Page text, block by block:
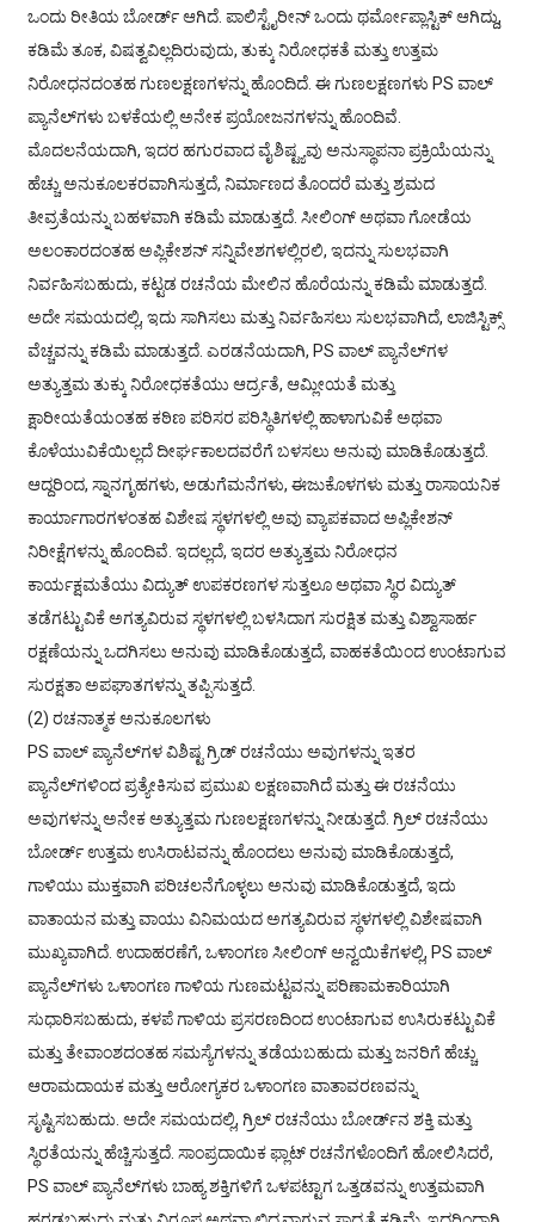
ಒಂದು ರೀತಿಯ ಬೋರ್ಡ್ ಆಗಿದೆ. ಪಾಲಿಸ್ಟೈರೀನ್ ಒಂದು ಥರ್ಮೋಪ್ಲಾಸ್ಟಿಕ್ ಆಗಿದ್ದು,
ಕಡಿಮೆ ತೂಕ, ವಿಷತ್ವವಿಲ್ಲದಿರುವುದು, ತುಕ್ಕು ನಿರೋಧಕತೆ ಮತ್ತು ಉತ್ತಮ
ನಿರೋಧನದಂತಹ ಗುಣಲಕ್ಷಣಗಳನ್ನು ಹೊಂದಿದೆ. ಈ ಗುಣಲಕ್ಷಣಗಳು PS ವಾಲ್
ಪ್ಯಾನೆಲ್‌ಗಳು ಬಳಕೆಯಲ್ಲಿ ಅನೇಕ ಪ್ರಯೋಜನಗಳನ್ನು ಹೊಂದಿವೆ.
ಮೊದಲನೆಯದಾಗಿ, ಇದರ ಹಗುರವಾದ ವೈಶಿಷ್ಟ್ಯವು ಅನುಸ್ಥಾಪನಾ ಪ್ರಕ್ರಿಯೆಯನ್ನು
ಹೆಚ್ಚು ಅನುಕೂಲಕರವಾಗಿಸುತ್ತದೆ, ನಿರ್ಮಾಣದ ತೊಂದರೆ ಮತ್ತು ಶ್ರಮದ
ತೀವ್ರತೆಯನ್ನು ಬಹಳವಾಗಿ ಕಡಿಮೆ ಮಾಡುತ್ತದೆ. ಸೀಲಿಂಗ್ ಅಥವಾ ಗೋಡೆಯ
ಅಲಂಕಾರದಂತಹ ಅಪ್ಲಿಕೇಶನ್ ಸನ್ನಿವೇಶಗಳಲ್ಲಿರಲಿ, ಇದನ್ನು ಸುಲಭವಾಗಿ
ನಿರ್ವಹಿಸಬಹುದು, ಕಟ್ಟಡ ರಚನೆಯ ಮೇಲಿನ ಹೊರೆಯನ್ನು ಕಡಿಮೆ ಮಾಡುತ್ತದೆ.
ಅದೇ ಸಮಯದಲ್ಲಿ, ಇದು ಸಾಗಿಸಲು ಮತ್ತು ನಿರ್ವಹಿಸಲು ಸುಲಭವಾಗಿದೆ, ಲಾಜಿಸ್ಟಿಕ್ಸ್
ವೆಚ್ಚವನ್ನು ಕಡಿಮೆ ಮಾಡುತ್ತದೆ. ಎರಡನೆಯದಾಗಿ, PS ವಾಲ್ ಪ್ಯಾನೆಲ್‌ಗಳ
ಅತ್ಯುತ್ತಮ ತುಕ್ಕು ನಿರೋಧಕತೆಯು ಆರ್ದ್ರತೆ, ಆಮ್ಲೀಯತೆ ಮತ್ತು
ಕ್ಷಾರೀಯತೆಯಂತಹ ಕಠಿಣ ಪರಿಸರ ಪರಿಸ್ಥಿತಿಗಳಲ್ಲಿ ಹಾಳಾಗುವಿಕೆ ಅಥವಾ
ಕೊಳೆಯುವಿಕೆಯಿಲ್ಲದೆ ದೀರ್ಘಕಾಲದವರೆಗೆ ಬಳಸಲು ಅನುವು ಮಾಡಿಕೊಡುತ್ತದೆ.
ಆದ್ದರಿಂದ, ಸ್ನಾನಗೃಹಗಳು, ಅಡುಗೆಮನೆಗಳು, ಈಜುಕೊಳಗಳು ಮತ್ತು ರಾಸಾಯನಿಕ
ಕಾರ್ಯಾಗಾರಗಳಂತಹ ವಿಶೇಷ ಸ್ಥಳಗಳಲ್ಲಿ ಅವು ವ್ಯಾಪಕವಾದ ಅಪ್ಲಿಕೇಶನ್
ನಿರೀಕ್ಷೆಗಳನ್ನು ಹೊಂದಿವೆ. ಇದಲ್ಲದೆ, ಇದರ ಅತ್ಯುತ್ತಮ ನಿರೋಧನ
ಕಾರ್ಯಕ್ಷಮತೆಯು ವಿದ್ಯುತ್ ಉಪಕರಣಗಳ ಸುತ್ತಲೂ ಅಥವಾ ಸ್ಥಿರ ವಿದ್ಯುತ್
ತಡೆಗಟ್ಟುವಿಕೆ ಅಗತ್ಯವಿರುವ ಸ್ಥಳಗಳಲ್ಲಿ ಬಳಸಿದಾಗ ಸುರಕ್ಷಿತ ಮತ್ತು ವಿಶ್ವಾಸಾರ್ಹ
ರಕ್ಷಣೆಯನ್ನು ಒದಗಿಸಲು ಅನುವು ಮಾಡಿಕೊಡುತ್ತದೆ, ವಾಹಕತೆಯಿಂದ ಉಂಟಾಗುವ
ಸುರಕ್ಷತಾ ಅಪಘಾತಗಳನ್ನು ತಪ್ಪಿಸುತ್ತದೆ.
(2) ರಚನಾತ್ಮಕ ಅನುಕೂಲಗಳು
PS ವಾಲ್ ಪ್ಯಾನೆಲ್‌ಗಳ ವಿಶಿಷ್ಟ ಗ್ರಿಡ್ ರಚನೆಯು ಅವುಗಳನ್ನು ಇತರ
ಪ್ಯಾನೆಲ್‌ಗಳಿಂದ ಪ್ರತ್ಯೇಕಿಸುವ ಪ್ರಮುಖ ಲಕ್ಷಣವಾಗಿದೆ ಮತ್ತು ಈ ರಚನೆಯು
ಅವುಗಳನ್ನು ಅನೇಕ ಅತ್ಯುತ್ತಮ ಗುಣಲಕ್ಷಣಗಳನ್ನು ನೀಡುತ್ತದೆ. ಗ್ರಿಲ್ ರಚನೆಯು
ಬೋರ್ಡ್ ಉತ್ತಮ ಉಸಿರಾಟವನ್ನು ಹೊಂದಲು ಅನುವು ಮಾಡಿಕೊಡುತ್ತದೆ,
ಗಾಳಿಯು ಮುಕ್ತವಾಗಿ ಪರಿಚಲನೆಗೊಳ್ಳಲು ಅನುವು ಮಾಡಿಕೊಡುತ್ತದೆ, ಇದು
ವಾತಾಯನ ಮತ್ತು ವಾಯು ವಿನಿಮಯದ ಅಗತ್ಯವಿರುವ ಸ್ಥಳಗಳಲ್ಲಿ ವಿಶೇಷವಾಗಿ
ಮುಖ್ಯವಾಗಿದೆ. ಉದಾಹರಣೆಗೆ, ಒಳಾಂಗಣ ಸೀಲಿಂಗ್ ಅನ್ವಯಿಕೆಗಳಲ್ಲಿ, PS ವಾಲ್
ಪ್ಯಾನೆಲ್‌ಗಳು ಒಳಾಂಗಣ ಗಾಳಿಯ ಗುಣಮಟ್ಟವನ್ನು ಪರಿಣಾಮಕಾರಿಯಾಗಿ
ಸುಧಾರಿಸಬಹುದು, ಕಳಪೆ ಗಾಳಿಯ ಪ್ರಸರಣದಿಂದ ಉಂಟಾಗುವ ಉಸಿರುಕಟ್ಟುವಿಕೆ
ಮತ್ತು ತೇವಾಂಶದಂತಹ ಸಮಸ್ಯೆಗಳನ್ನು ತಡೆಯಬಹುದು ಮತ್ತು ಜನರಿಗೆ ಹೆಚ್ಚು
ಆರಾಮದಾಯಕ ಮತ್ತು ಆರೋಗ್ಯಕರ ಒಳಾಂಗಣ ವಾತಾವರಣವನ್ನು
ಸೃಷ್ಟಿಸಬಹುದು. ಅದೇ ಸಮಯದಲ್ಲಿ, ಗ್ರಿಲ್ ರಚನೆಯು ಬೋರ್ಡ್‌ನ ಶಕ್ತಿ ಮತ್ತು
ಸ್ಥಿರತೆಯನ್ನು ಹೆಚ್ಚಿಸುತ್ತದೆ. ಸಾಂಪ್ರದಾಯಿಕ ಫ್ಲಾಟ್ ರಚನೆಗಳೊಂದಿಗೆ ಹೋಲಿಸಿದರೆ,
PS ವಾಲ್ ಪ್ಯಾನೆಲ್‌ಗಳು ಬಾಹ್ಯ ಶಕ್ತಿಗಳಿಗೆ ಒಳಪಟ್ಟಾಗ ಒತ್ತಡವನ್ನು ಉತ್ತಮವಾಗಿ